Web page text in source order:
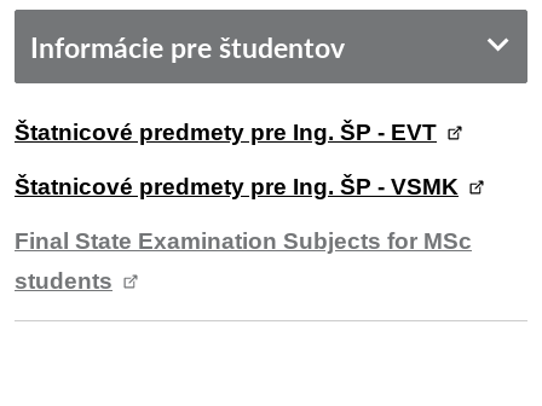
Informácie pre študentov
Štatnicové predmety pre Ing. ŠP - EVT
Štatnicové predmety pre Ing. ŠP - VSMK
Final State Examination Subjects for MSc
students